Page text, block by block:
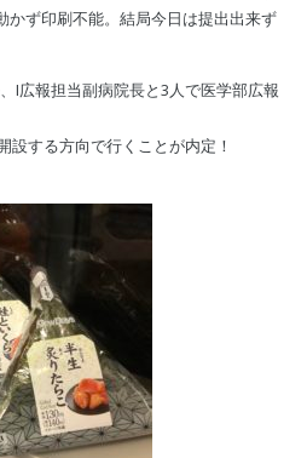
ず印刷不能。結局今日は提出出来ず
I広報担当副病院長と3人で医学部広報
する方向で行くことが内定！